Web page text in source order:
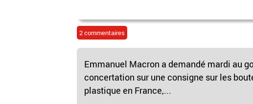
2 commentaires
Emmanuel Macron a demandé mardi au
concertation sur une consigne sur les
plastique en France,...